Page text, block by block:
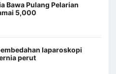
Bawa Pulang Pelarian
5,000
laparoskopi
perut